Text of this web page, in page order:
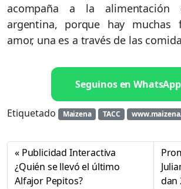
acompaña a la
argentina, porque hay muchas
amor, una es a través de las
Seguinos en WhatsApp
Etiquetado Maizena TACC
Publicidad Interactiva
¿Quién se llevó el último
Alfajor Pepitos?
dan